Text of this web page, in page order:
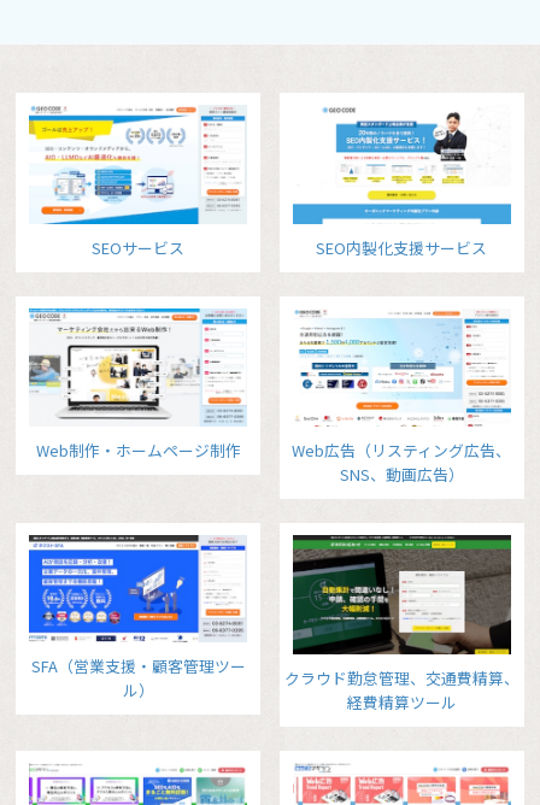
SEOサービス SEO内製化支援サービス
Web制作・ホームページ制作
Web広告（リスティング広告、
SNS、動画広告）
SFA（営業支援・顧客管理ツー
ル）
クラウド勤怠管理、交通費精算、
経費精算ツール